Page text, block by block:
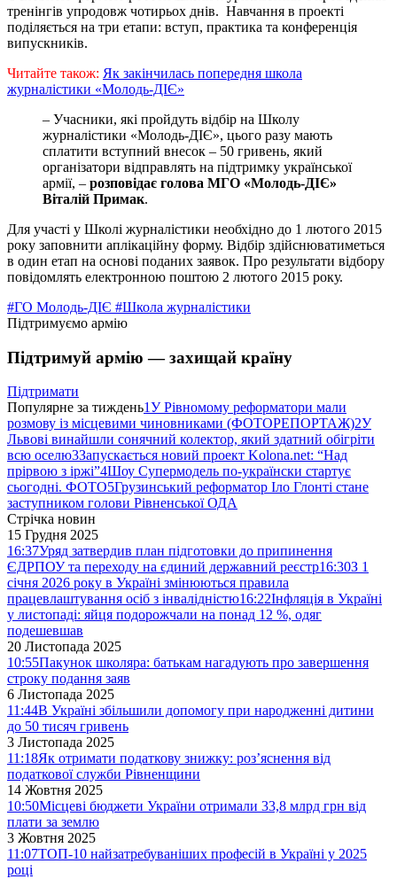
тренінгів упродовж чотирьох днів. Навчання в проекті
поділяється на три етапи: вступ, практика та конференція
випускників.
Читайте також: Як закінчилась попередня школа
журналістики «Молодь-ДІЄ»
– Учасники, які пройдуть відбір на Школу
журналістики «Молодь-ДІЄ», цього разу мають
сплатити вступний внесок – 50 гривень, який
організатори відправлять на підтримку української
армії, – розповідає голова МГО «Молодь-ДІЄ»
Віталій Примак.
Для участі у Школі журналістики необхідно до 1 лютого 2015
року заповнити аплікаційну форму. Відбір здійснюватиметься
в один етап на основі поданих заявок. Про результати відбору
повідомлять електронною поштою 2 лютого 2015 року.
#ГО Молодь-ДІЄ #Школа журналістики
Підтримуємо армію
Підтримуй армію — захищай країну
Підтримати
Популярне за тиждень1У Рівномому реформатори мали
розмову із місцевими чиновниками (ФОТОРЕПОРТАЖ)2У
Львові винайшли сонячний колектор, який здатний обігріти
всю оселю3Запускається новий проект Kolona.net: “Над
прірвою з іржі”4Шоу Супермодель по-українски стартує
сьогодні. ФОТО5Грузинський реформатор Іло Глонті стане
заступником голови Рівненської ОДА
Стрічка новин
15 Грудня 2025
16:37Уряд затвердив план підготовки до припинення
ЄДРПОУ та переходу на єдиний державний реєстр16:30З 1
січня 2026 року в Україні змінюються правила
працевлаштування осіб з інвалідністю16:22Інфляція в Україні
у листопаді: яйця подорожчали на понад 12 %, одяг
подешевшав
20 Листопада 2025
10:55Пакунок школяра: батькам нагадують про завершення
строку подання заяв
6 Листопада 2025
11:44В Україні збільшили допомогу при народженні дитини
до 50 тисяч гривень
3 Листопада 2025
11:18Як отримати податкову знижку: роз’яснення від
податкової служби Рівненщини
14 Жовтня 2025
10:50Місцеві бюджети України отримали 33,8 млрд грн від
плати за землю
3 Жовтня 2025
11:07ТОП-10 найзатребуваніших професій в Україні у 2025
році